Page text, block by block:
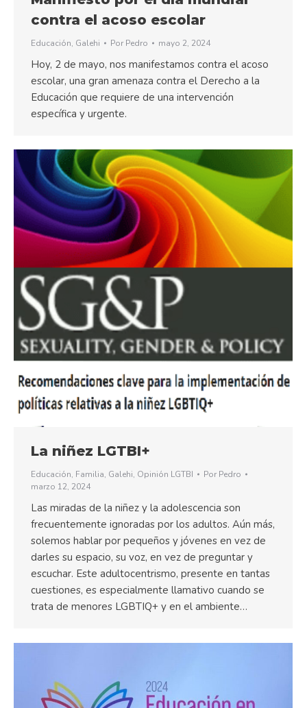
contra el acoso escolar
Educación, Galehi Por Pedro mayo 2, 2024
Hoy, 2 de mayo, nos manifestamos contra el acoso
escolar, una gran amenaza contra el Derecho a la
Educación que requiere de una intervención
específica y urgente.
La niñez LGTBI+
Educación, Familia, Galehi, Opinión LGTBI Por Pedro
marzo 12, 2024
Las miradas de la niñez y la adolescencia son
frecuentemente ignoradas por los adultos. Aún más,
solemos hablar por pequeños y jóvenes en vez de
darles su espacio, su voz, en vez de preguntar y
escuchar. Este adultocentrismo, presente en tantas
cuestiones, es especialmente llamativo cuando se
trata de menores LGBTIQ+ y en el ambiente…